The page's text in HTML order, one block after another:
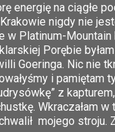
energię na ciągłe
nigdy nie
w Platinum-
Porębie
Goeringa. Nic nie
i pamiętam
z
Wkraczałam
mojego stroju.